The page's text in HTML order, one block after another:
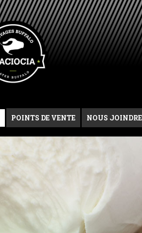
POINTS DE VENTE NOUS JOINDRE